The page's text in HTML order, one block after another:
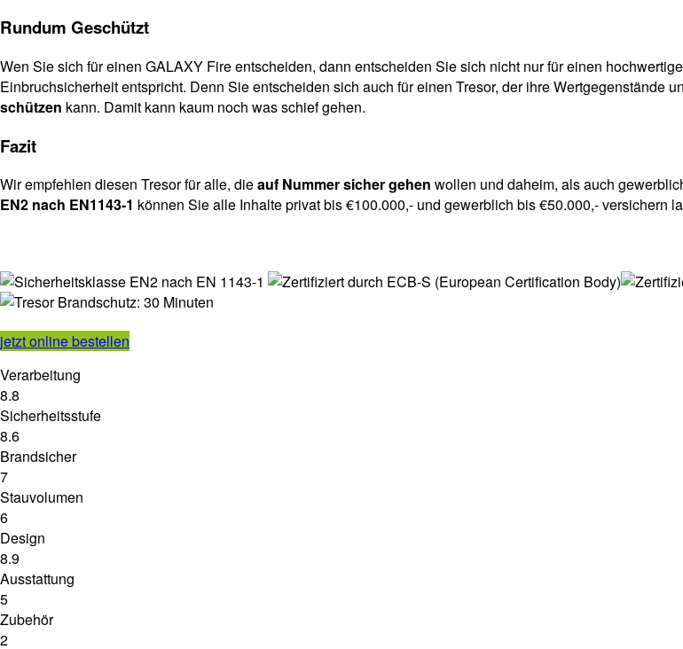
Rundum Geschützt
Wen Sie sich für einen GALAXY Fire entscheiden, dann entscheiden Sie sich nicht nur für einen
Einbruchsicherheit entspricht. Denn Sie entscheiden sich auch für einen Tresor, der ihre Wertgegenstände
schützen kann. Damit kann kaum noch was schief gehen.
Fazit
Wir empfehlen diesen Tresor für alle, dieauf Nummer sicher gehen wollen und daheim, als auch
EN2 nach EN1143-1 können Sie alle Inhalte privat bis €100.000,- und gewerblich bis €50.000,- versichern
jetzt online bestellen
Verarbeitung
8.8
Sicherheitsstufe
8.6
Brandsicher
7
Stauvolumen
6
Design
8.9
Ausstattung
5
Zubehör
2